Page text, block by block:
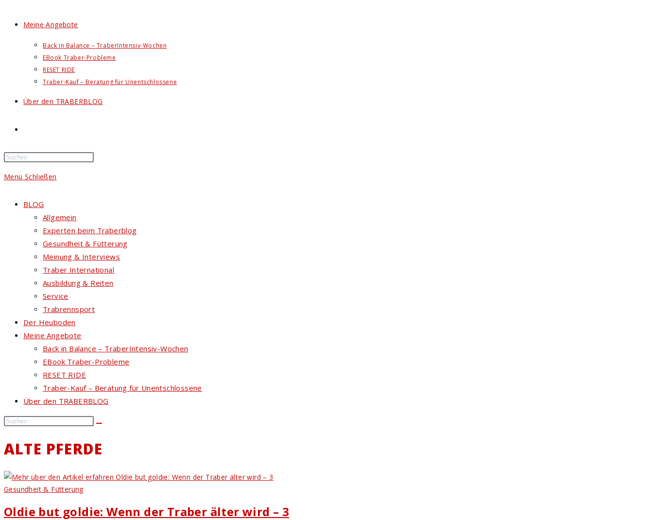
Meine Angebote
Back in Balance – TraberIntensiv-Wochen
EBook Traber-Probleme
RESET RIDE
Traber-Kauf – Beratung für Unentschlossene
Über den TRABERBLOG
Suche
Menü Schließen
BLOG
Allgemein
Experten beim Traberblog
Gesundheit & Fütterung
Meinung & Interviews
Traber International
Ausbildung & Reiten
Service
Trabrennsport
Der Heuboden
Meine Angebote
Back in Balance – TraberIntensiv-Wochen
EBook Traber-Probleme
RESET RIDE
Traber-Kauf – Beratung für Unentschlossene
Über den TRABERBLOG
ALTE PFERDE
Gesundheit & Fütterung
Oldie but goldie: Wenn der Traber älter wird – 3